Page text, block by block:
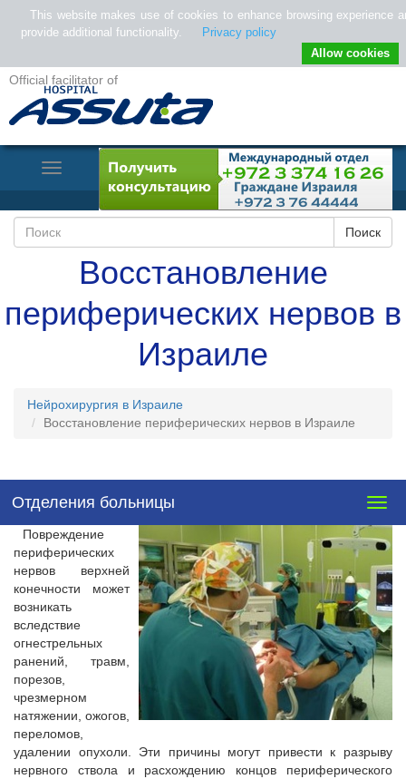
Official facilitator of
Toggle
Navigation
Восстановление
периферических нервов в
Израиле
Нейрохирургия в Израиле
Восстановление периферических нервов в Израиле
Отделения больницы
Повреждение
периферических
нервов верхней
конечности может
возникать
вследствие
огнестрельных
ранений, травм,
порезов,
чрезмерном
натяжении, ожогов,
переломов,
удалении опухоли. Эти причины могут привести к разрыву
нервного ствола и расхождению концов периферического
This website makes use of cookies to enhance browsing experience
provide additional functionality.
Privacy policy
Allow cookies